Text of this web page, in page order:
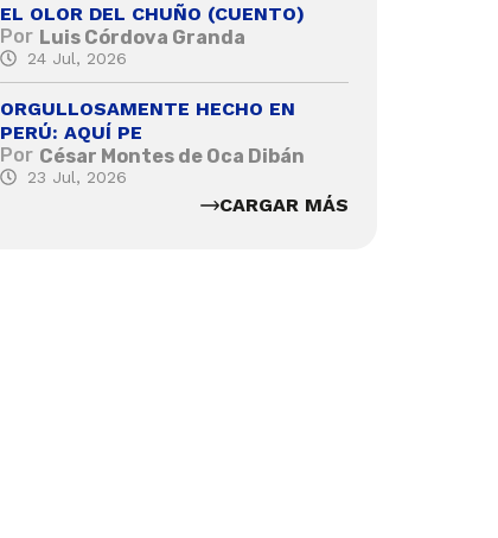
EL OLOR DEL CHUÑO (CUENTO)
Por Luis Córdova Granda
24 Jul, 2026
ORGULLOSAMENTE HECHO EN
PERÚ: AQUÍ PE
Por César Montes de Oca Dibán
23 Jul, 2026
CARGAR MÁS